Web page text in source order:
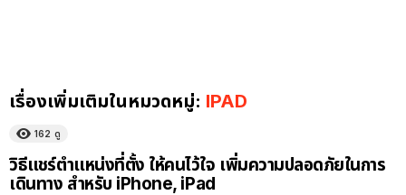
เรื่องเพิ่มเติมในหมวดหมู่: IPAD
162 ดู
วิธีแชร์ตำแหน่งที่ตั้ง ให้คนไว้ใจ เพิ่มความปลอดภัยในการ
เดินทาง สำหรับ iPhone, iPad